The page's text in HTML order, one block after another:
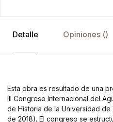
Detalle Opiniones ()
Esta obra es resultado de una
III Congreso Internacional del
de Historia de la Universidad
de 2018). El congreso se